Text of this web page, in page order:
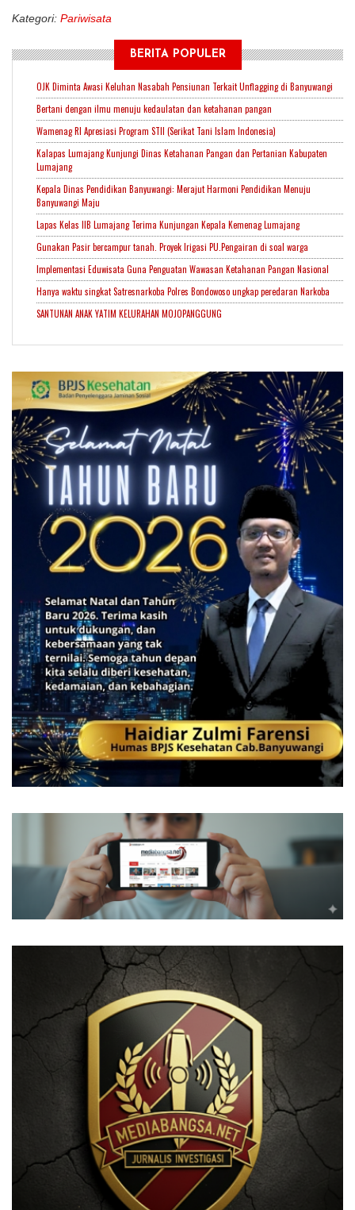
Kategori: Pariwisata
BERITA POPULER
OJK Diminta Awasi Keluhan Nasabah Pensiunan Terkait Unflagging di Banyuwangi
Bertani dengan ilmu menuju kedaulatan dan ketahanan pangan
Wamenag RI Apresiasi Program STII (Serikat Tani Islam Indonesia)
Kalapas Lumajang Kunjungi Dinas Ketahanan Pangan dan Pertanian Kabupaten
Lumajang
Kepala Dinas Pendidikan Banyuwangi: Merajut Harmoni Pendidikan Menuju
Banyuwangi Maju
Lapas Kelas IIB Lumajang Terima Kunjungan Kepala Kemenag Lumajang
Gunakan Pasir bercampur tanah. Proyek Irigasi PU.Pengairan di soal warga
Implementasi Eduwisata Guna Penguatan Wawasan Ketahanan Pangan Nasional
Hanya waktu singkat Satresnarkoba Polres Bondowoso ungkap peredaran Narkoba
SANTUNAN ANAK YATIM KELURAHAN MOJOPANGGUNG